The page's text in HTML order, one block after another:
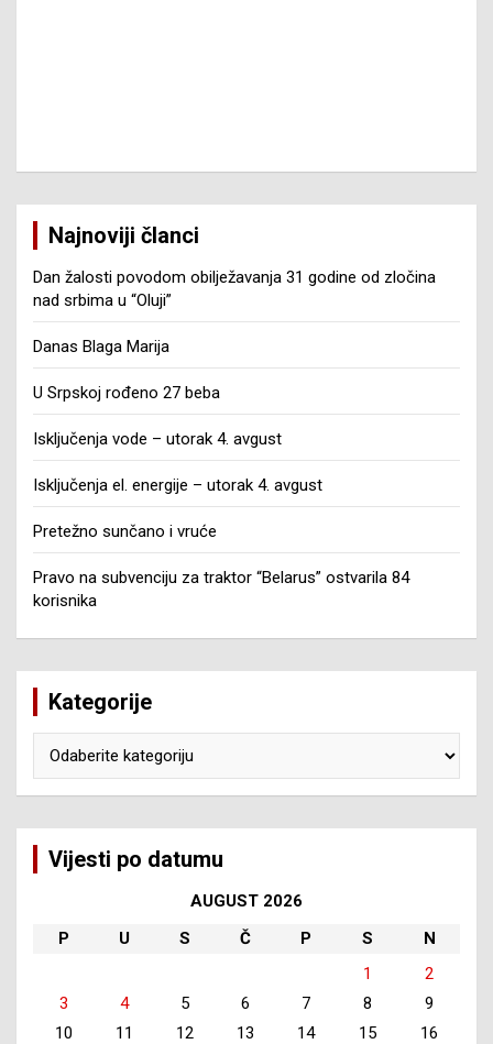
Najnoviji članci
Dan žalosti povodom obilježavanja 31 godine od zločina
nad srbima u “Oluji”
Danas Blaga Marija
U Srpskoj rođeno 27 beba
Isključenja vode – utorak 4. avgust
Isključenja el. energije – utorak 4. avgust
Pretežno sunčano i vruće
Pravo na subvenciju za traktor “Belarus” ostvarila 84
korisnika
Kategorije
Vijesti po datumu
AUGUST 2026
P
U S Č P S
N
1
2
3
4 5 6 7 8
9
10
11 12 13 14 15
16